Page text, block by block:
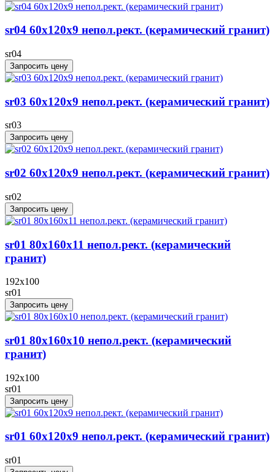
sr04 60x120х9 непол.рект. (керамический гранит)
sr04
Запросить цену
sr03 60x120х9 непол.рект. (керамический гранит)
sr03
Запросить цену
sr02 60x120х9 непол.рект. (керамический гранит)
sr02
Запросить цену
sr01 80x160x11 непол.рект. (керамический
гранит)
192x100
sr01
Запросить цену
sr01 80x160x10 непол.рект. (керамический
гранит)
192x100
sr01
Запросить цену
sr01 60x120х9 непол.рект. (керамический гранит)
sr01